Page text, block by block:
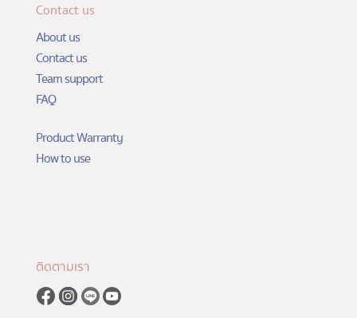
Contact us
About us
Contact us
Team support
FAQ
Product Warranty
How to use
ติดตามเรา